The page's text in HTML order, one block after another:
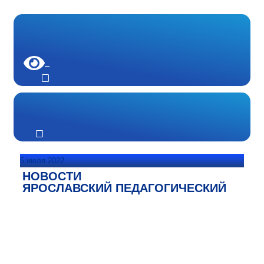
5 июля 2022
НОВОСТИ
ЯРОСЛАВСКИЙ ПЕДАГОГИЧЕСКИЙ